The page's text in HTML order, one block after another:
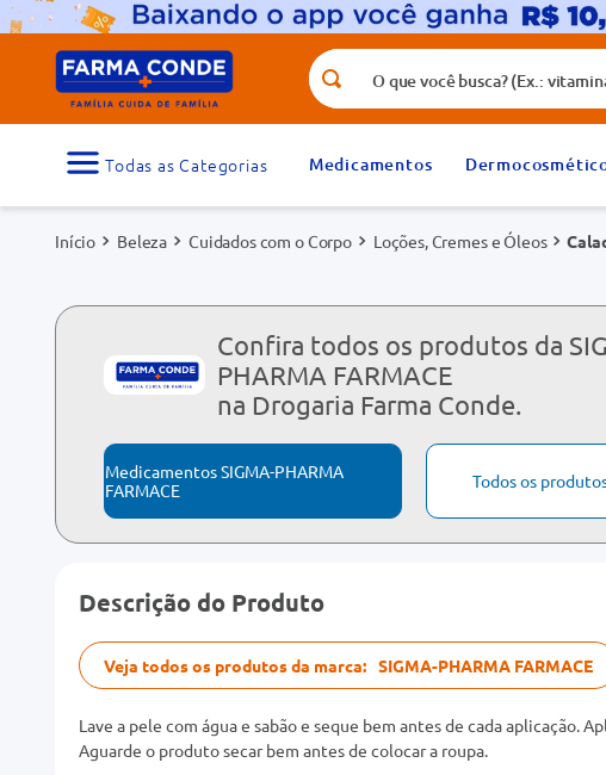
O que você busca? (Ex.: vitamina, fralda)
Medicamentos
Beleza Cuidados com o Corpo Loções, Cremes e Óleos
Confira todos os produtos da
PHARMA FARMACE
na Drogaria Farma Conde.
Medicamentos SIGMA-PHARMA
FARMACE
Todos os
Descrição do Produto
Veja todos os produtos da marca: SIGMA-PHARMA FARMACE
Lave a pele com água e sabão e seque bem antes de cada aplicação.
Aguarde o produto secar bem antes de colocar a roupa.
Termos mais buscados
1
medicamento 2º
5º rosuvastatina 20mg 6º